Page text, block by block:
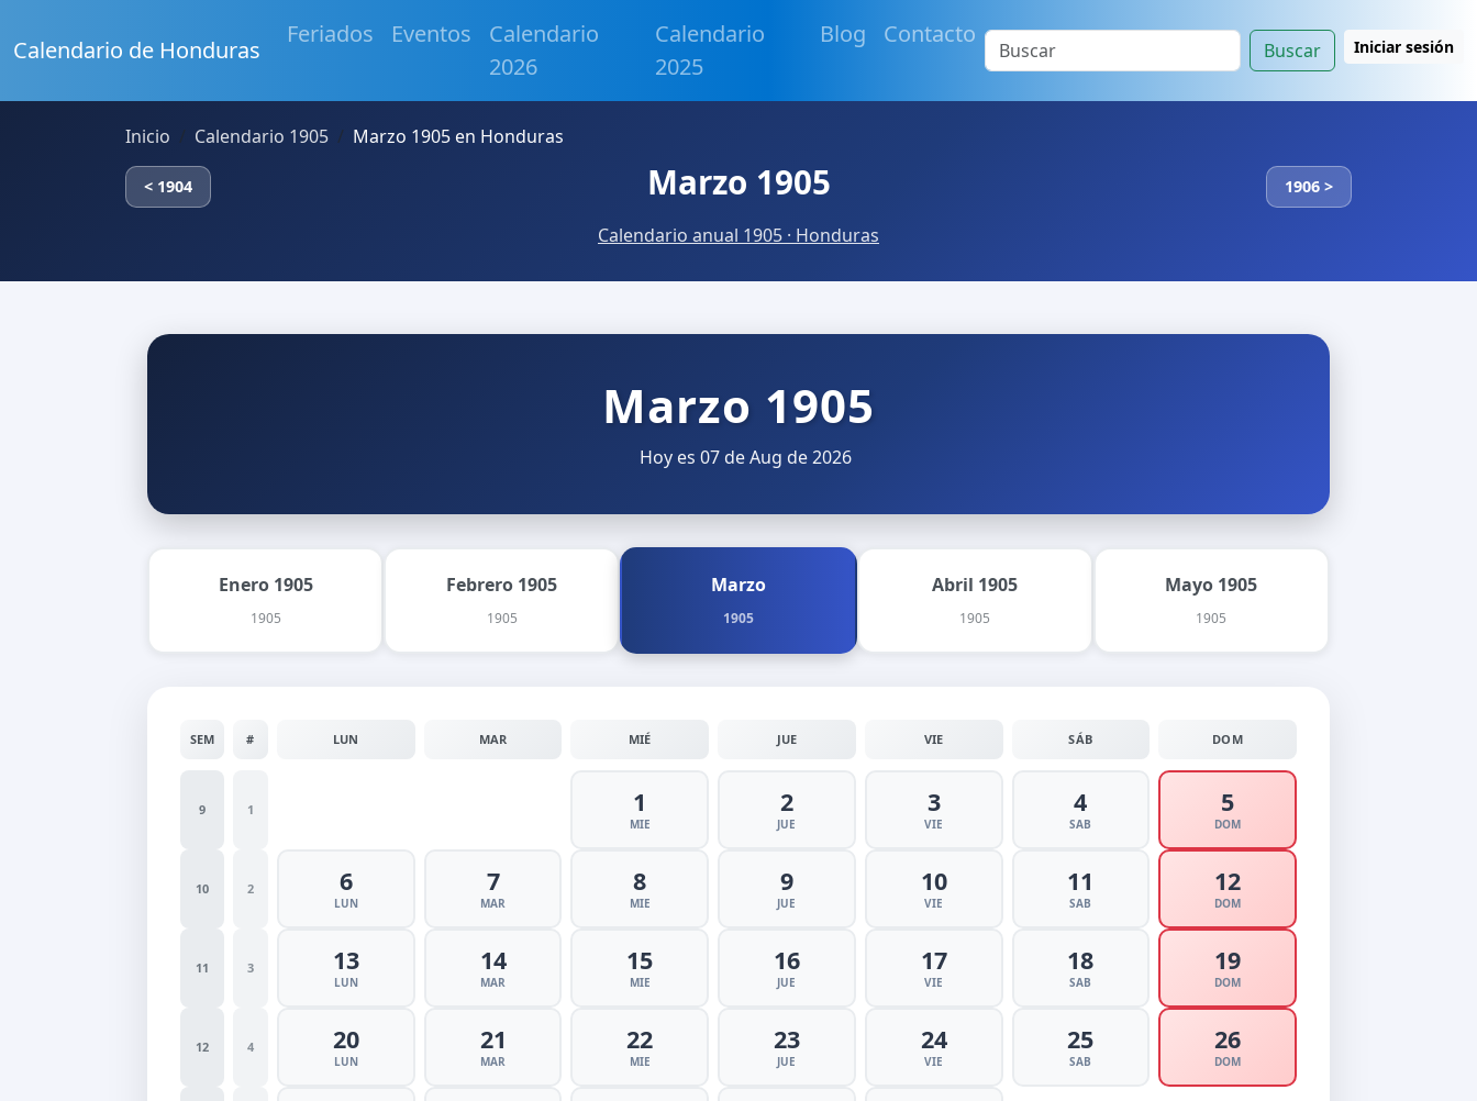
Calendario de Honduras
Feriados Eventos
Calendario
2026
Calendario
2025
Blog Contacto
Buscar Iniciar sesión
Inicio Calendario 1905 Marzo 1905 en Honduras
< 1904 Marzo 1905 1906 >
Calendario anual 1905 · Honduras
Marzo 1905
Hoy es 07 de Aug de 2026
Enero 1905
1905
Febrero 1905
1905
Marzo
1905
Abril 1905
1905
Mayo 1905
1905
SEM # LUN MAR MIÉ JUE VIE SÁB DOM
9 1 1
MIE
2
JUE
3
VIE
4
SAB
5
DOM
10 2 6
LUN
7
MAR
8
MIE
9
JUE
10
VIE
11
SAB
12
DOM
11 3 13
LUN
14
MAR
15
MIE
16
JUE
17
VIE
18
SAB
19
DOM
12 4 20
LUN
21
MAR
22
MIE
23
JUE
24
VIE
25
SAB
26
DOM